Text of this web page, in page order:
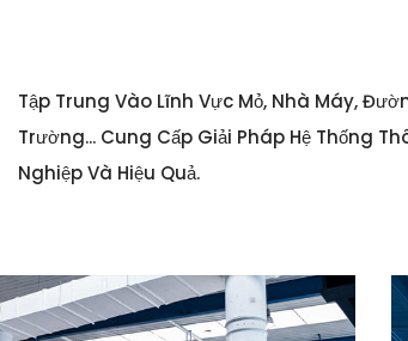
Tập Trung Vào Lĩnh Vực Mỏ, Nhà Máy,
Trường... Cung Cấp Giải Pháp Hệ Thống
Nghiệp Và Hiệu Quả.